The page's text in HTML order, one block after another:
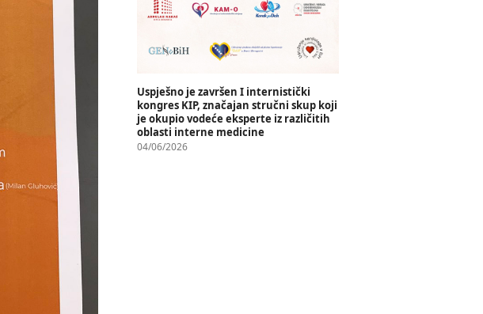
Uspješno je završen I internistički
kongres KIP, značajan stručni skup koji
je okupio vodeće eksperte iz različitih
oblasti interne medicine
04/06/2026